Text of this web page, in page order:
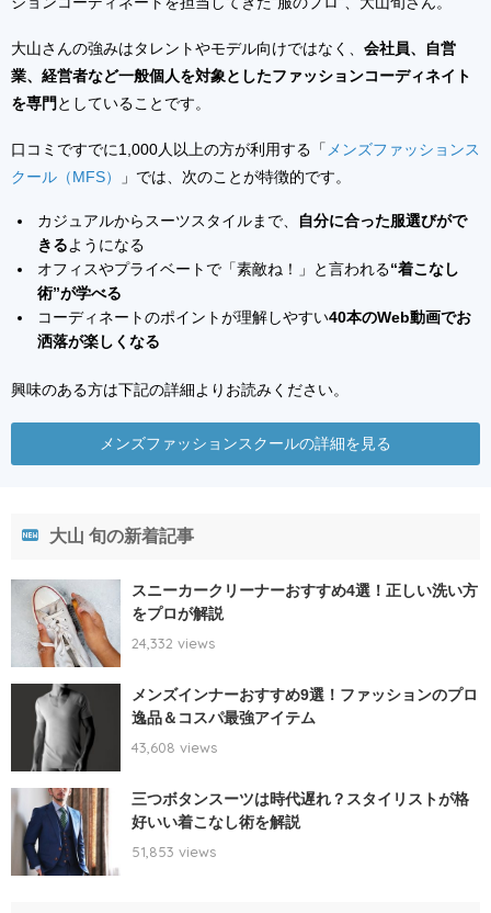
大山さんの強みはタレントやモデル向けではなく、 会社員、自営
業、経営者など一般個人を対象としたファッションコーディネイト
を専門 としていることです。
口コミですでに1,000人以上の方が利用する「 メンズファッションス
クール（MFS）
」では、次のことが特徴的です。
カジュアルからスーツスタイルまで、
自分に合った服選びがで
きるようになる
オフィスやプライベートで「素敵ね！」と言われる“着こなし
術”が学べる
コーディネートのポイントが理解しやすい40本のWeb動画でお
洒落が楽しくなる
興味のある方は下記の詳細よりお読みください。
メンズファッションスクールの詳細を見る
大山 旬の新着記事
スニーカークリーナーおすすめ4選！正しい洗い方
をプロが解説
24,332 views
メンズインナーおすすめ9選！ファッションのプロ
逸品＆コスパ最強アイテム
43,608 views
三つボタンスーツは時代遅れ？スタイリストが格
好いい着こなし術を解説
51,853 views